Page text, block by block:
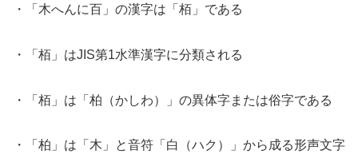
・「木へんに百」の漢字は「栢」である
・「栢」はJIS第1水準漢字に分類される
・「栢」は「柏（かしわ）」の異体字または俗字である
・「柏」は「木」と音符「白（ハク）」から成る形声文字